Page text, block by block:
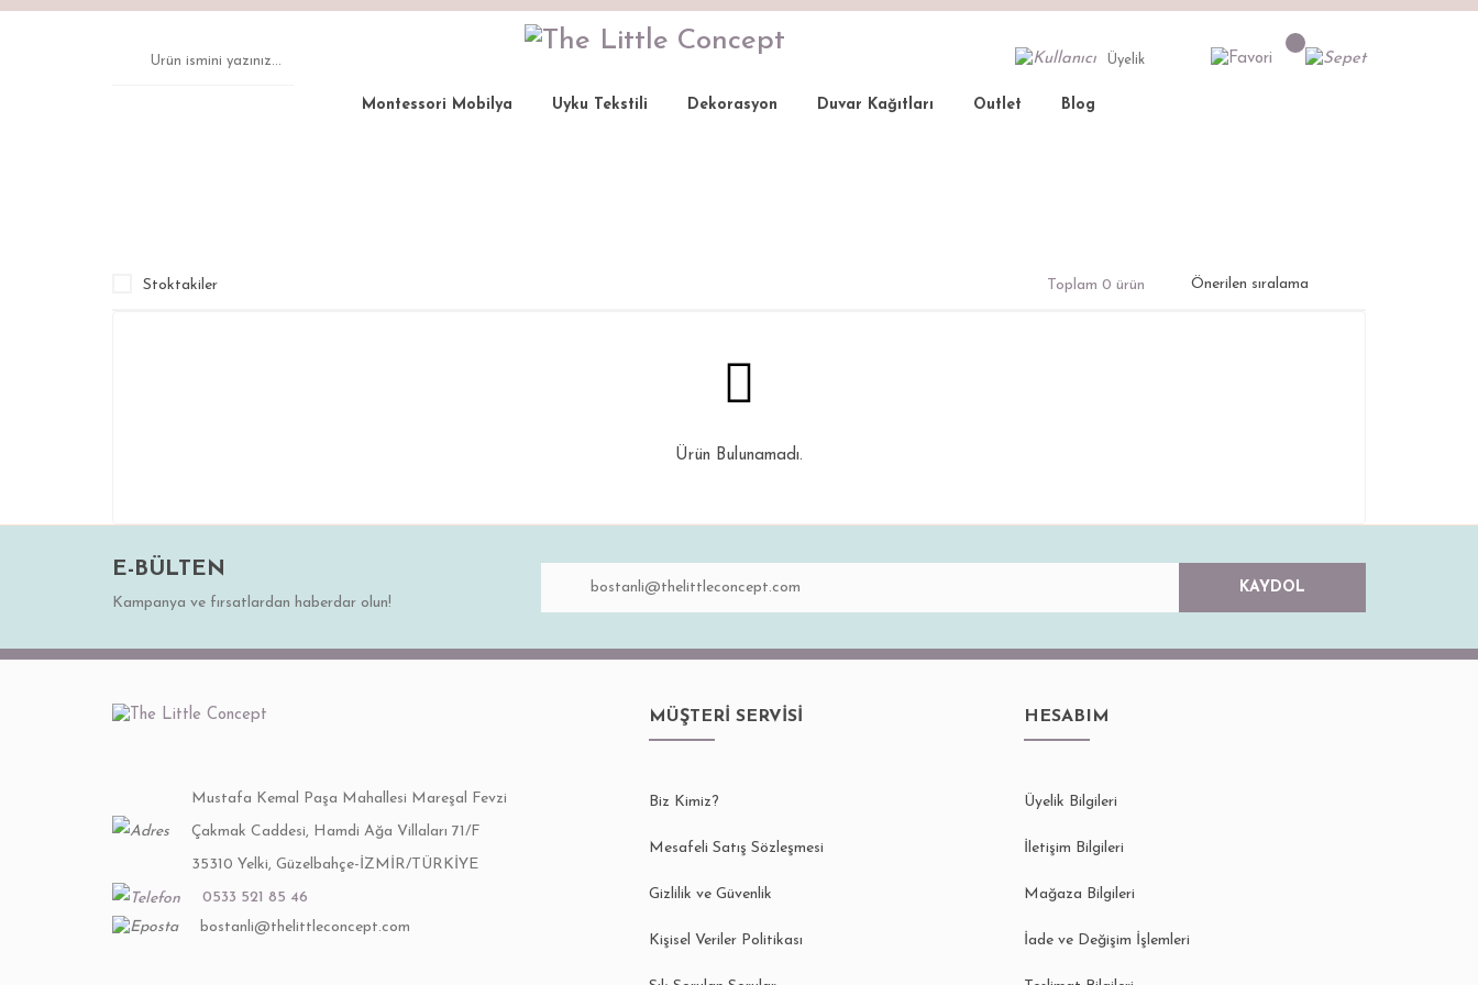
Üyelik
Montessori Mobilya Uyku Tekstili Dekorasyon Duvar Kağıtları Outlet Blog
Stoktakiler Toplam 0 ürün
Ürün Bulunamadı.
E-BÜLTEN
Kampanya ve fırsatlardan haberdar olun!
KAYDOL
Mustafa Kemal Paşa Mahallesi Mareşal Fevzi
Çakmak Caddesi, Hamdi Ağa Villaları 71/F
35310 Yelki, Güzelbahçe-İZMİR/TÜRKİYE
0533 521 85 46
bostanli@thelittleconcept.com
MÜŞTERİ SERVİSİ
Biz Kimiz?
Mesafeli Satış Sözleşmesi
Gizlilik ve Güvenlik
Kişisel Veriler Politikası
HESABIM
Üyelik Bilgileri
İletişim Bilgileri
Mağaza Bilgileri
İade ve Değişim İşlemleri